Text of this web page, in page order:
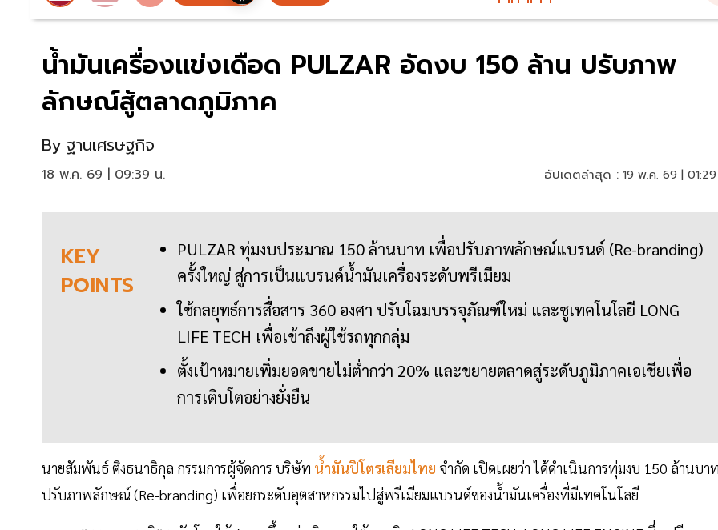
น้ำมันเครื่องแข่งเดือด PULZAR อัดงบ 150 ล้าน ปรับภาพ
ลักษณ์สู้ตลาดภูมิภาค
By ฐานเศรษฐกิจ
18 พ.ค. 69 | 09:39 น. อัปเดตล่าสุด : 19 พ.ค. 69 |
KEY
POINTS
PULZAR ทุ่มงบประมาณ 150 ล้านบาท เพื่อปรับภาพลักษณ์แบรนด์ (Re-branding)
ครั้งใหญ่ สู่การเป็นแบรนด์น้ำมันเครื่องระดับพรีเมียม
ใช้กลยุทธ์การสื่อสาร 360 องศา ปรับโฉมบรรจุภัณฑ์ใหม่ และชูเทคโนโลยี LONG
LIFE TECH เพื่อเข้าถึงผู้ใช้รถทุกกลุ่ม
ตั้งเป้าหมายเพิ่มยอดขายไม่ต่ำกว่า 20% และขยายตลาดสู่ระดับภูมิภาคเอเชียเพื่อ
การเติบโตอย่างยั่งยืน
นายสัมพันธ์ ติงธนาธิกุล กรรมการผู้จัดการ บริษัท น้ำมันปิโตรเลียมไทย จำกัด เปิดเผยว่า ได้ดำเนินการทุ่มงบ 150 ล้านบา
ปรับภาพลักษณ์ (Re-branding) เพื่อยกระดับอุตสาหกรรมไปสู่พรีเมียมแบรนด์ของน้ำมันเครื่องที่มีเทคโนโลยี